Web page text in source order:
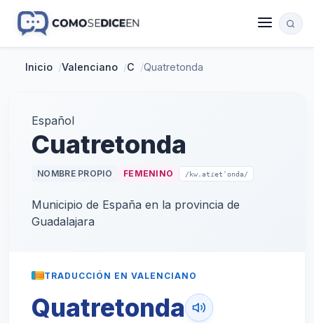
Inicio /Valenciano /C /Quatretonda
Español
Cuatretonda
NOMBRE PROPIO FEMENINO /kwˌatɾetˈonda/
Municipio de España en la provincia de
Guadalajara
TRADUCCIÓN EN VALENCIANO
Quatretonda